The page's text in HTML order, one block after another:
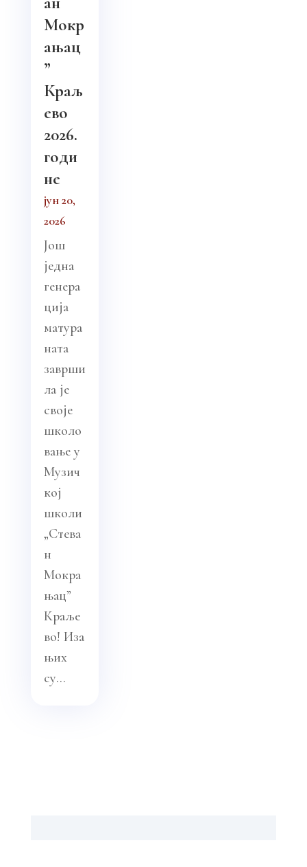
Мокр
ањац
”
Краљ
ево
2026.
годи
не
јун 20,
2026
Још
једна
генера
ција
матура
ната
заврши
ла је
своје
школо
вање у
Музич
кој
школи
„Стева
н
Мокра
њац”
Краље
во! Иза
њих
су...